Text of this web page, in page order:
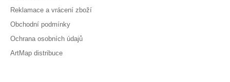
Reklamace a vrácení zboží
Obchodní podmínky
Ochrana osobních údajů
ArtMap distribuce